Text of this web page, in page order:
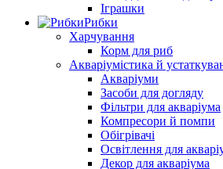
Іграшки
Рибки
Харчування
Корм для риб
Акваріумістика й
Акваріуми
Засоби для догляду
Фільтри для акваріума
Компресори й помпи
Обігрівачі
Освітлення для
Декор для акваріума